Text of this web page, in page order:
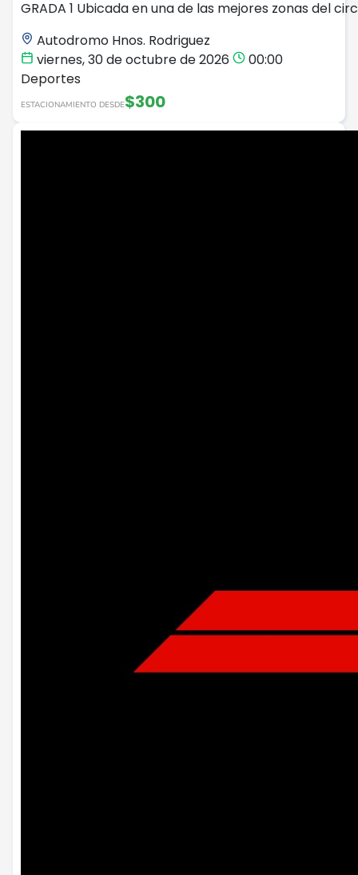
GRADA 1 Ubicada en una de las mejores zonas del
Autodromo Hnos. Rodriguez
viernes, 30 de octubre de 2026
00:00
Deportes
ESTACIONAMIENTO DESDE$300